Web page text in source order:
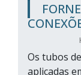
Os tubos
aplicadas